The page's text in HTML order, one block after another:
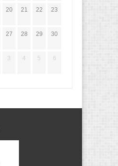
20 21 22 23
27 28 29 30
3 4 5 6